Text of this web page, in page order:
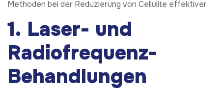
Methoden bei der Reduzierung von Cellulite effektiver.
1. Laser- und
Radiofrequenz-
Behandlungen